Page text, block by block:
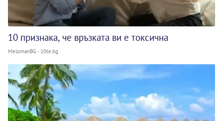
10 признака, че връзката ви е токсична
MelomanBG - 10te.bg